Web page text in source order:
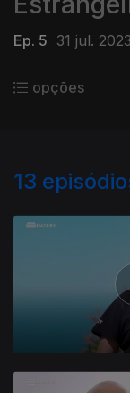
Ep. 5 31 jul. 2023
opções
13